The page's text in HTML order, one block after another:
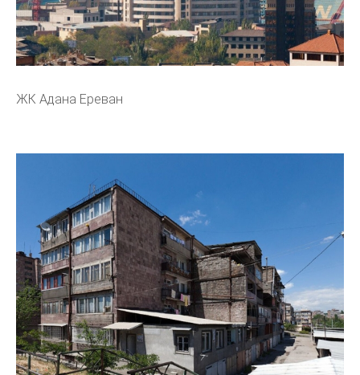
ЖК Адана Ереван